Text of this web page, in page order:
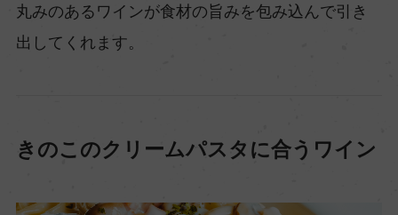
丸みのあるワインが食材の旨みを包み込んで引き
出してくれます。
きのこのクリームパスタに合うワイン